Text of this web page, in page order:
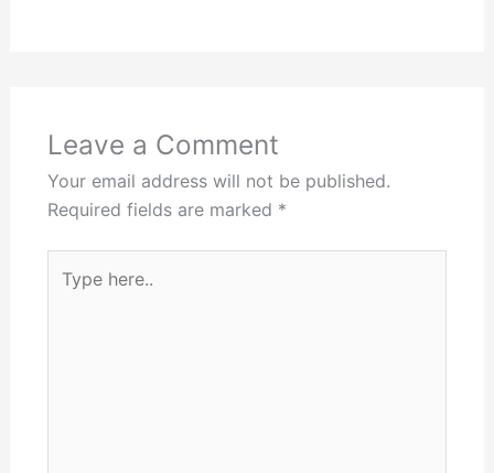
Leave a Comment
Your email address will not be published.
Required fields are marked *
here..